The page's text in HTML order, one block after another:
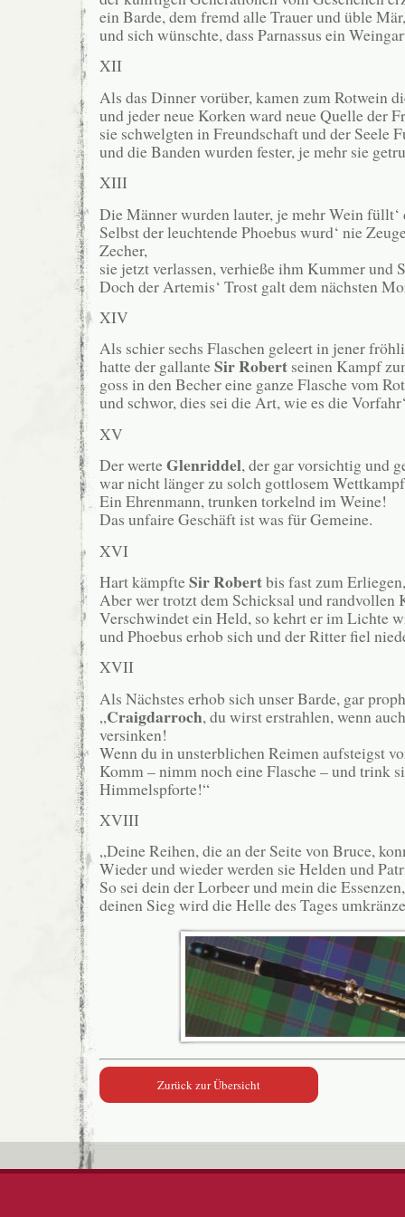
ein Barde, dem fremd alle Trauer und üble Mär,
und sich wünschte, dass Parnassus ein
XII
Als das Dinner vorüber, kamen zum Rotwein
und jeder neue Korken ward neue Quelle der
sie schwelgten in Freundschaft und der Seele
und die Banden wurden fester, je mehr sie
XIII
Die Männer wurden lauter, je mehr Wein füllt‘
Selbst der leuchtende Phoebus wurd‘ nie
Zecher,
sie jetzt verlassen, verhieße ihm Kummer und
Doch der Artemis‘ Trost galt dem nächsten
XIV
Als schier sechs Flaschen geleert in jener
hatte der gallanteSir Robert seinen Kampf
goss in den Becher eine ganze Flasche vom
und schwor, dies sei die Art, wie es die
XV
Der werteGlenriddel, der gar vorsichtig und
war nicht länger zu solch gottlosem
Ein Ehrenmann, trunken torkelnd im Weine!
Das unfaire Geschäft ist was für Gemeine.
XVI
Hart kämpfteSir Robertbis fast zum Erliegen,
Aber wer trotzt dem Schicksal und randvollen
Verschwindet ein Held, so kehrt er im Lichte
und Phoebus erhob sich und der Ritter fiel
XVII
Als Nächstes erhob sich unser Barde, gar
„Craigdarroch, du wirst erstrahlen, wenn
versinken!
Wenn du in unsterblichen Reimen aufsteigst
Komm – nimm noch eine Flasche – und trink
Himmelspforte!“
XVIII
„Deine Reihen, die an der Seite von Bruce,
Wieder und wieder werden sie Helden und
So sei dein der Lorbeer und mein die Essenzen,
deinen Sieg wird die Helle des Tages
Zurück zur Übersicht